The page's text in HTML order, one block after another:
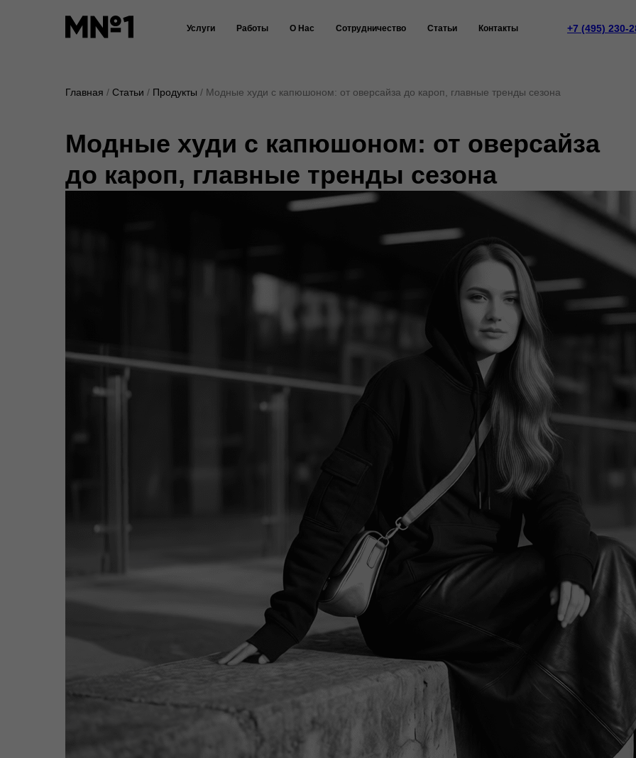
Услуги Работы О Нас Сотрудничество Статьи Контакты +7 (495) 230-
Главная Статьи Продукты Модные худи с капюшоном: от оверсайза до кароп, главные тренды сезона
Модные худи с капюшоном: от оверсайза
до кароп, главные тренды сезона